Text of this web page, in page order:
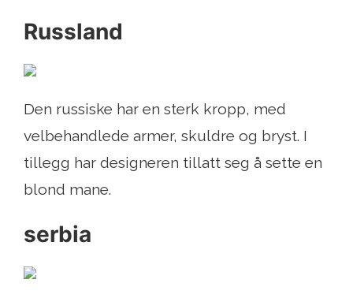
Russland
Den russiske har en sterk kropp, med
velbehandlede armer, skuldre og bryst. I
tillegg har designeren tillatt seg å sette en
blond mane.
serbia